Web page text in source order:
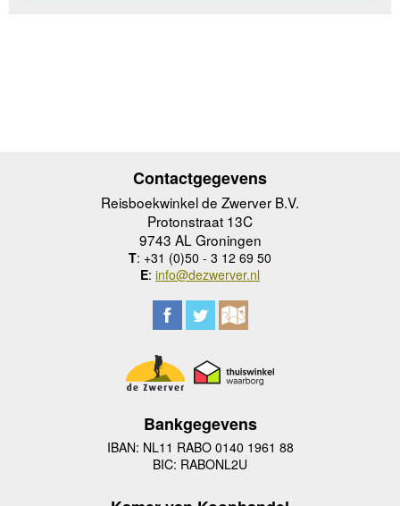
Contactgegevens
Reisboekwinkel de Zwerver B.V.
Protonstraat 13C
9743 AL Groningen
T: +31 (0)50 - 3 12 69 50
E: info@dezwerver.nl
Bankgegevens
IBAN: NL11 RABO 0140 1961 88
BIC: RABONL2U